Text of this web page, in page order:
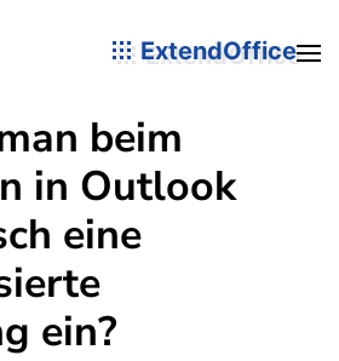
ExtendOffice
beim
in Outlook
eine
ein?